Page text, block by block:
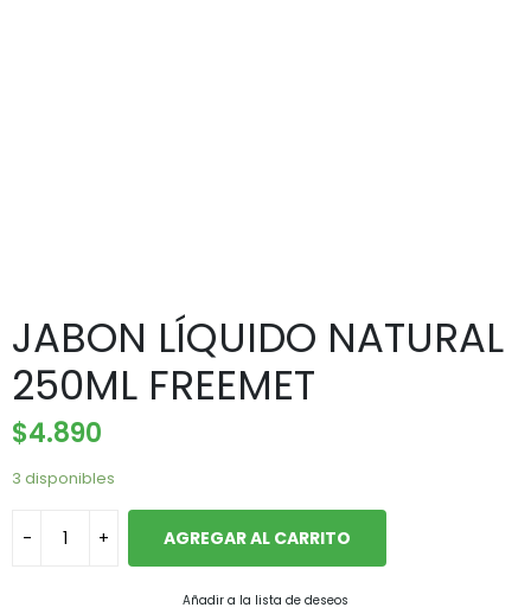
JABON LÍQUIDO NATURAL
250ML FREEMET
$4.890
3 disponibles
AGREGAR AL CARRITO
Añadir a la lista de deseos